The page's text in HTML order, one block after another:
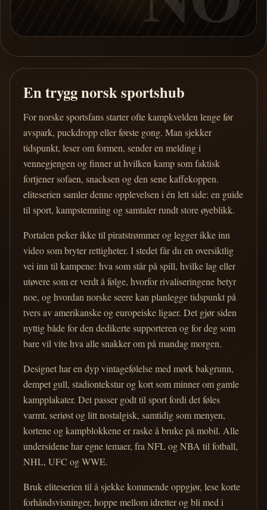
En trygg norsk sportshub
For norske sportsfans starter ofte kampkvelden lenge før
avspark, puckdropp eller første gong. Man sjekker
tidspunkt, leser om formen, sender en melding i
vennegjengen og finner ut hvilken kamp som faktisk
fortjener sofaen, snacksen og den sene kaffekoppen.
eliteserien samler denne opplevelsen i én lett side: en guide
til sport, kampstemning og samtaler rundt store øyeblikk.
Portalen peker ikke til piratstrømmer og legger ikke inn
video som bryter rettigheter. I stedet får du en oversiktlig
vei inn til kampene: hva som står på spill, hvilke lag eller
utøvere som er verdt å følge, hvorfor rivaliseringene betyr
noe, og hvordan norske seere kan planlegge tidspunkt på
tvers av amerikanske og europeiske ligaer. Det gjør siden
nyttig både for den dedikerte supporteren og for deg som
bare vil vite hva alle snakker om på mandag morgen.
Designet har en dyp vintagefølelse med mørk bakgrunn,
dempet gull, stadiontekstur og kort som minner om gamle
kampplakater. Det passer godt til sport fordi det føles
varmt, seriøst og litt nostalgisk, samtidig som menyen,
kortene og kampblokkene er raske å bruke på mobil. Alle
undersidene har egne temaer, fra NFL og NBA til fotball,
NHL, UFC og WWE.
Bruk eliteserien til å sjekke kommende oppgjør, lese korte
forhåndsvisninger, hoppe mellom idretter og bli med i